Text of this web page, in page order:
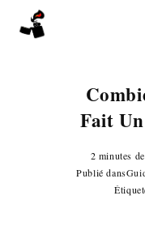
Fait
2 minutes
Publié dans